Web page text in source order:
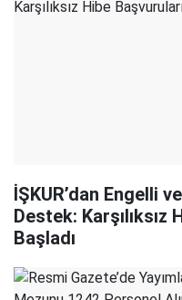
İŞKUR’dan Engelli
Destek: Karşılıksız
Başladı